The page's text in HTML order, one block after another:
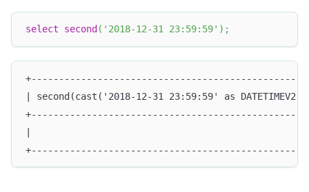
select second ( '2018-12-31 23:59:59' ) ;
| second(cast('2018-12-31 23:59:59' as
|